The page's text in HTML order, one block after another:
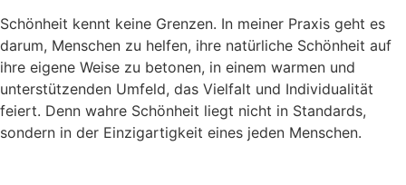
Schönheit kennt keine Grenzen. In meiner Praxis geht es
darum, Menschen zu helfen, ihre natürliche Schönheit auf
ihre eigene Weise zu betonen, in einem warmen und
unterstützenden Umfeld, das Vielfalt und Individualität
feiert. Denn wahre Schönheit liegt nicht in Standards,
sondern in der Einzigartigkeit eines jeden Menschen.